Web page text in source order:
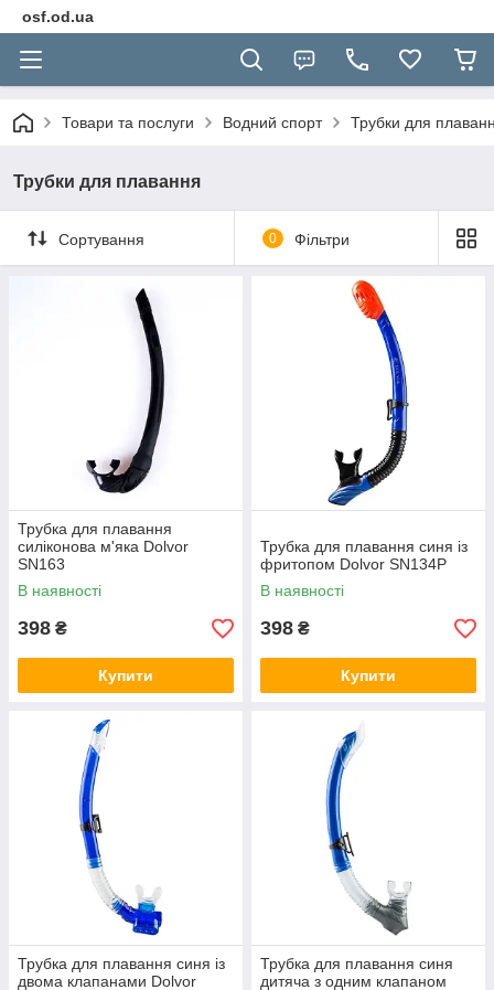
osf.od.ua
Товари та послуги Водний спорт Трубки для
Трубки для плавання
Сортування 0 Фільтри
Трубка для плавання
силіконова м'яка Dolvor
SN163
В наявності
398 ₴
Купити
Трубка для плавання синя із
фритопом Dolvor SN134Р
В наявності
398 ₴
Купити
Трубка для плавання синя із
двома клапанами Dolvor
Трубка для плавання синя
дитяча з одним клапаном